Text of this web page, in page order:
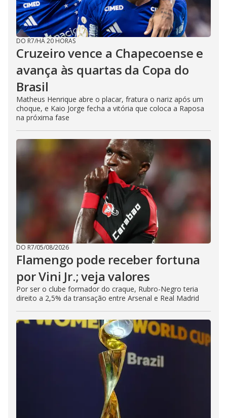
DO R7/HÁ 20 HORAS
Cruzeiro vence a Chapecoense e
avança às quartas da Copa do
Brasil
Matheus Henrique abre o placar, fratura o nariz após um
choque, e Kaio Jorge fecha a vitória que coloca a Raposa
na próxima fase
DO R7/05/08/2026
Flamengo pode receber fortuna
por Vini Jr.; veja valores
Por ser o clube formador do craque, Rubro-Negro teria
direito a 2,5% da transação entre Arsenal e Real Madrid